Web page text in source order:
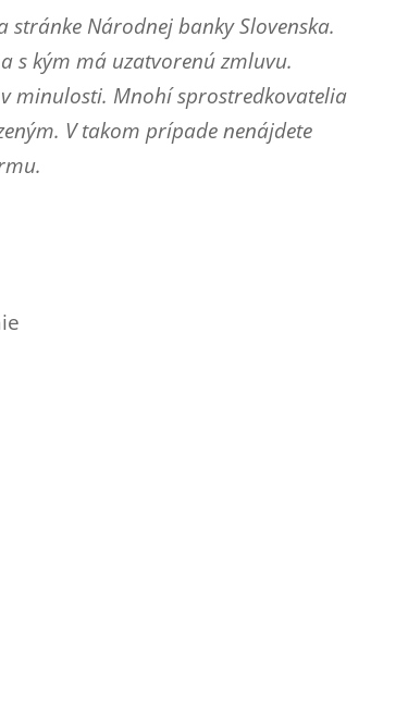
Národnej banky Slovenska.
s kým má uzatvorenú zmluvu.
minulosti. Mnohí sprostredkovatelia
V takom prípade nenájdete